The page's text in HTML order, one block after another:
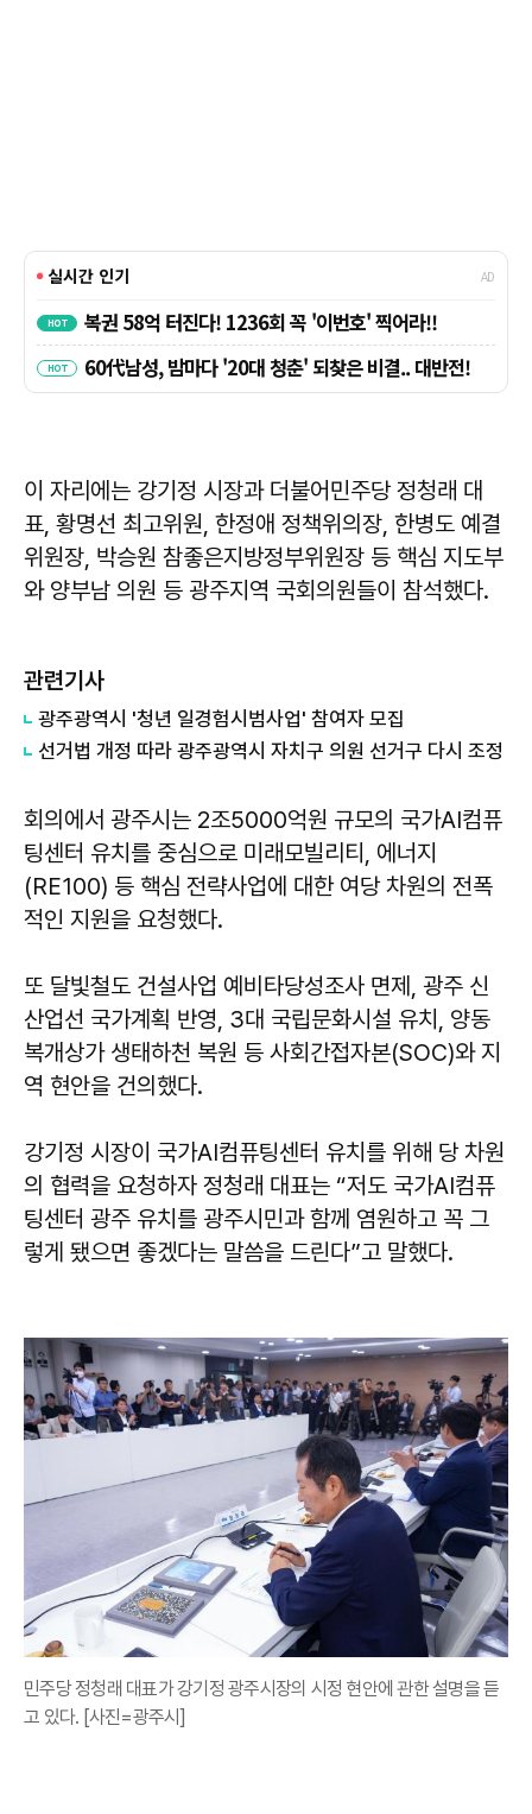
이 자리에는 강기정 시장과 더불어민주당 정청래 대
표, 황명선 최고위원, 한정애 정책위의장, 한병도 예결
위원장, 박승원 참좋은지방정부위원장 등 핵심 지도부
와 양부남 의원 등 광주지역 국회의원들이 참석했다.
관련기사
광주광역시 '청년 일경험시범사업' 참여자 모집
선거법 개정 따라 광주광역시 자치구 의원 선거구 다시 조정
회의에서 광주시는 2조5000억원 규모의 국가AI컴퓨
팅센터 유치를 중심으로 미래모빌리티, 에너지
(RE100) 등 핵심 전략사업에 대한 여당 차원의 전폭
적인 지원을 요청했다.
또 달빛철도 건설사업 예비타당성조사 면제, 광주 신
산업선 국가계획 반영, 3대 국립문화시설 유치, 양동
복개상가 생태하천 복원 등 사회간접자본(SOC)와 지
역 현안을 건의했다.
강기정 시장이 국가AI컴퓨팅센터 유치를 위해 당 차원
의 협력을 요청하자 정청래 대표는 “저도 국가AI컴퓨
팅센터 광주 유치를 광주시민과 함께 염원하고 꼭 그
렇게 됐으면 좋겠다는 말씀을 드린다”고 말했다.
민주당 정청래 대표가 강기정 광주시장의 시정 현안에 관한 설명을 듣
고 있다. [사진=광주시]